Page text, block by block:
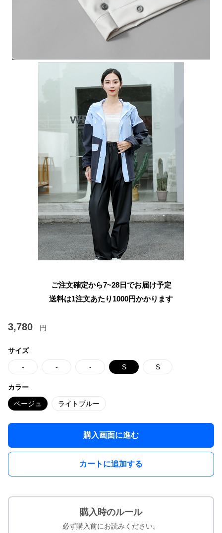
ご注文確定から7~28日でお届け予定
送料は1注文あたり 1000円かかります
3,780 円
サイズ
- - - S S
カラー
ベージュ ライトブルー
購入画面に進む
カートに追加する
購入時のルール
必ず購入前にお読みください。